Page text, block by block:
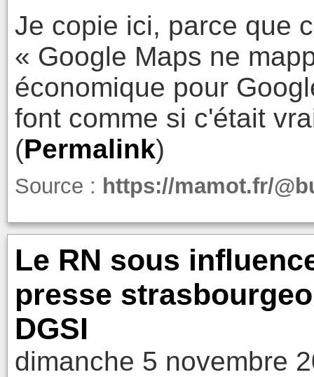
Je copie ici, parce que
« Google Maps ne
économique pour
font comme si c'était
(Permalink)
Source : https://mamot.fr/
Le RN sous
presse
DGSI
dimanche 5 novembre